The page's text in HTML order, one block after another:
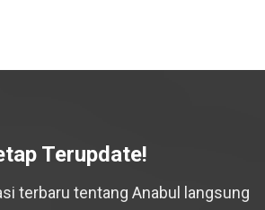
Terupdate!
terbaru tentang Anabul langsung